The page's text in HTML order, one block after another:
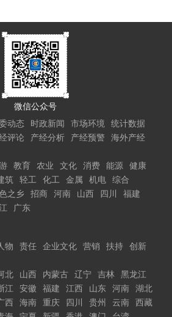
微信公众号
动态 时政新闻 市场环境
统计数据
评论 产经分析 产经预警
海外产经
教育 农业 文化 消费 能源
健康
筑 轻工 化工 金属 机电
综合
之乡 招商 河南 山西 四川
福建
广东
物 责任 企业文化 营销 扶持
创新
北 山西 内蒙古 辽宁 吉林
黑龙江
江 安徽 福建 江西 山东 河南
湖北
西 海南 重庆 四川 贵州 云南
西藏